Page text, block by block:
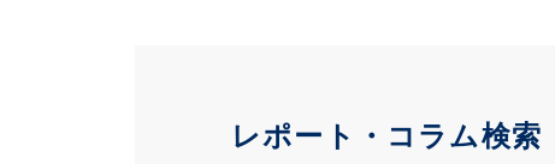
レポート・コラム検索